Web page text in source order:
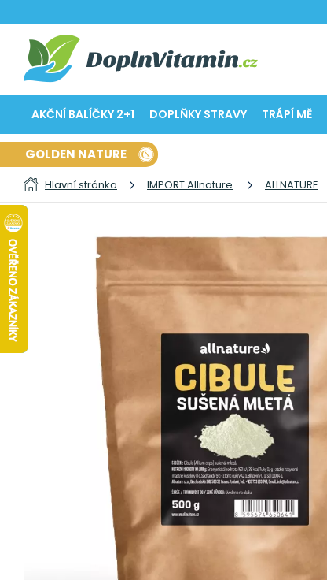
AKČNÍ BALÍČKY 2+1 DOPLŇKY STRAVY TRÁPÍ MĚ
GOLDEN NATURE
Hlavní stránka IMPORT Allnature ALLNATURE